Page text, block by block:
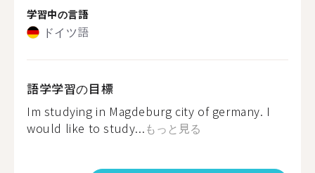
学習中の言語
ドイツ語
語学学習の目標
Im studying in Magdeburg city of germany. I
would like to study...もっと見る